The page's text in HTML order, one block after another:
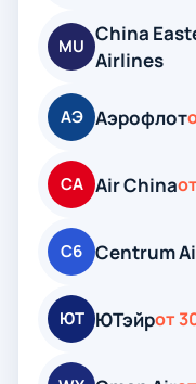
MU
China
Airlines
АЭ Аэрофлот
CA Air China
C6 Centrum
ЮТ ЮТэйрот